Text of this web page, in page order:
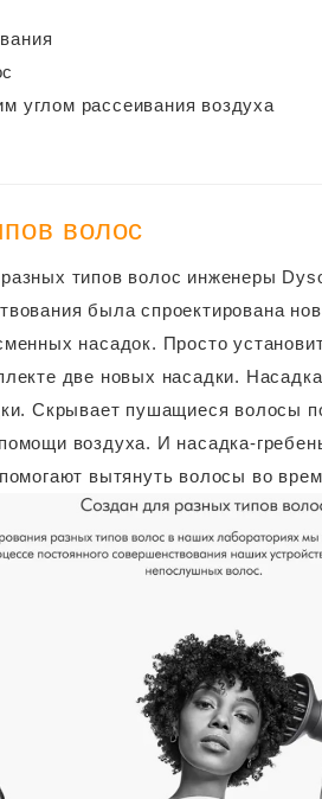
углом рассеивания воздуха
волос
типов волос инженеры
была спроектирована
насадок. Просто
две новых насадки.
Скрывает пушащиеся волосы
воздуха. И насадка-
вытянуть волосы во